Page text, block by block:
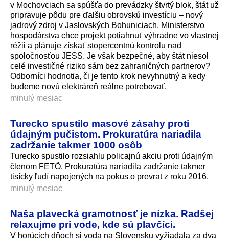
v Mochovciach sa spúšťa do prevádzky štvrtý blok, štát už
pripravuje pôdu pre ďalšiu obrovskú investíciu – nový
jadrový zdroj v Jaslovských Bohuniciach. Ministerstvo
hospodárstva chce projekt potiahnuť výhradne vo vlastnej
réžii a plánuje získať stopercentnú kontrolu nad
spoločnosťou JESS. Je však bezpečné, aby štát niesol
celé investičné riziko sám bez zahraničných partnerov?
Odborníci hodnotia, či je tento krok nevyhnutný a kedy
budeme novú elektráreň reálne potrebovať.
minulý mesiac
Turecko spustilo masové zásahy proti
údajným pučistom. Prokuratúra nariadila
zadržanie takmer 1000 osôb
Turecko spustilo rozsiahlu policajnú akciu proti údajným
členom FETÖ. Prokuratúra nariadila zadržanie takmer
tisícky ľudí napojených na pokus o prevrat z roku 2016.
minulý mesiac
Naša plavecká gramotnosť je nízka. Radšej
relaxujme pri vode, kde sú plavčíci.
V horúcich dňoch si voda na Slovensku vyžiadala za dva